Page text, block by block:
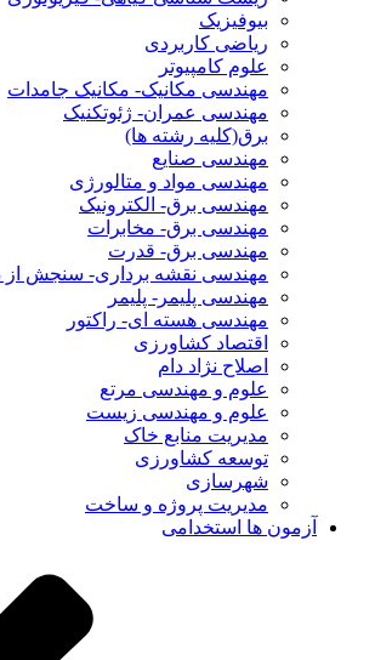
بیوفیزیک
ریاضی کاربردی
علوم کامپیوتر
مهندسی مکانیک- مکانیک جامدات
مهندسی عمران- ژئوتکنیک
برق(کلیه رشته ها)
مهندسی صنایع
مهندسی مواد و متالورژی
مهندسی برق- الکترونیک
مهندسی برق- مخابرات
مهندسی برق- قدرت
مهندسی نقشه برداری- سنجش از
مهندسی پلیمر- پلیمر
مهندسی هسته ای- راکتور
اقتصاد کشاورزی
اصلاح نژاد دام
علوم و مهندسی مرتع
علوم و مهندسی زیست
مدیریت منابع خاک
توسعه کشاورزی
شهرسازی
مدیریت پروژه و ساخت
آزمون ها استخدامی